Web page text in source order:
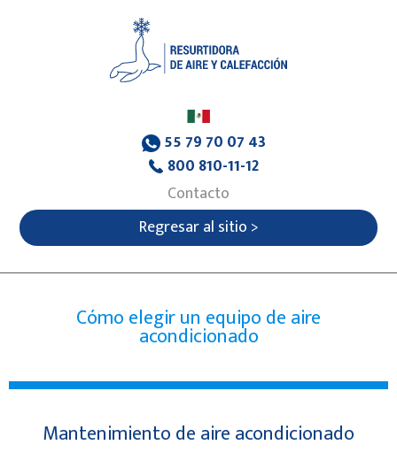
55 79 70 07 43
800 810-11-12
Contacto
Regresar al sitio >
Cómo elegir un equipo de aire
acondicionado
Mantenimiento de aire acondicionado